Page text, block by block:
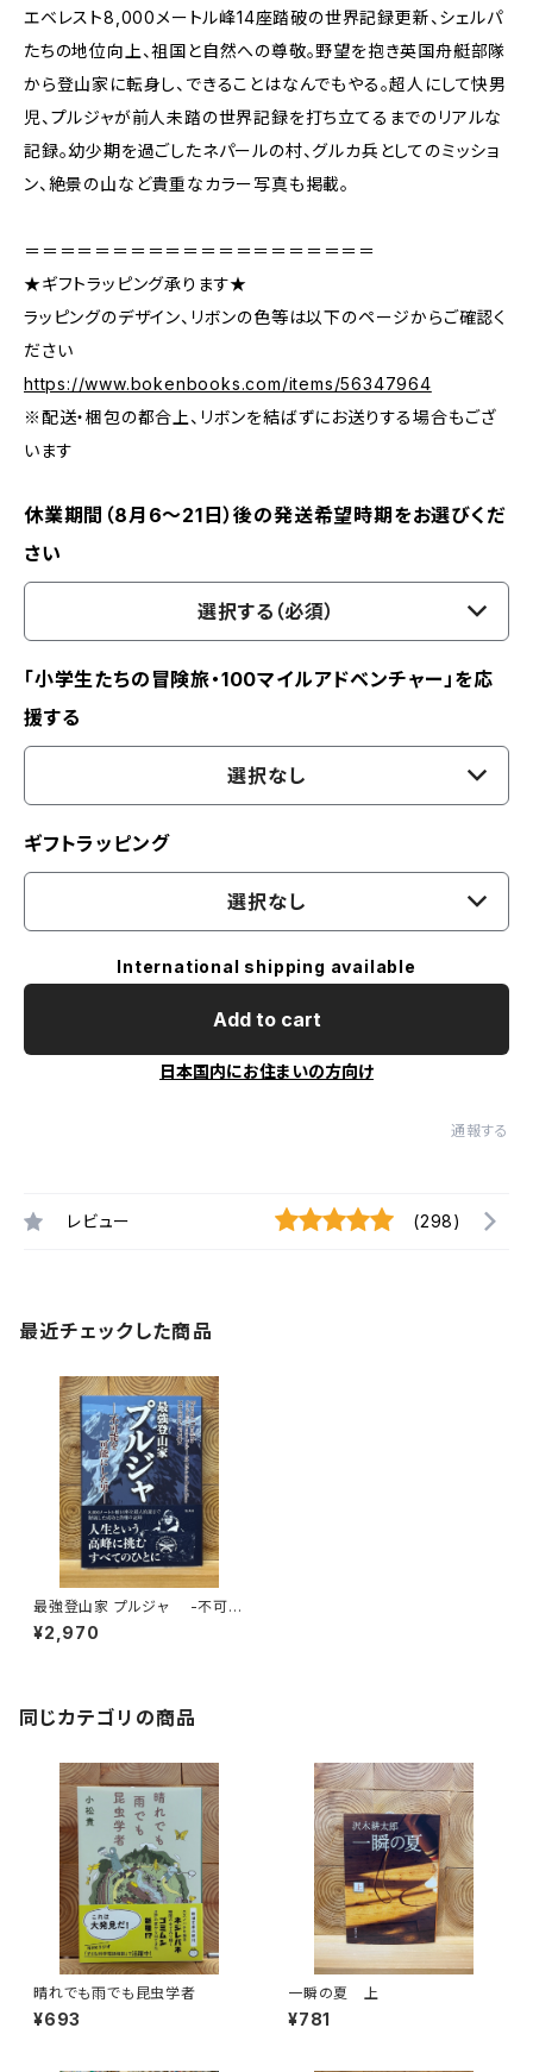
エベレスト8,000メートル峰14座踏破の世界記録更新、シェルパ
たちの地位向上、祖国と自然への尊敬。野望を抱き英国舟艇部隊
から登山家に転身し、できることはなんでもやる。超人にして快男
児、プルジャが前人未踏の世界記録を打ち立てるまでのリアルな
記録。幼少期を過ごしたネパールの村、グルカ兵としてのミッショ
ン、絶景の山など貴重なカラー写真も掲載。
＝＝＝＝＝＝＝＝＝＝＝＝＝＝＝＝＝＝＝＝
★ギフトラッピング承ります★
ラッピングのデザイン、リボンの色等は以下のページからご確認く
ださい
https://www.bokenbooks.com/items/56347964
※配送・梱包の都合上、リボンを結ばずにお送りする場合もござ
います
休業期間（8月6〜21日）後の発送希望時期をお選びくだ
さい
選択する（必須）
「小学生たちの冒険旅・100マイルアドベンチャー」を応
援する
選択なし
ギフトラッピング
選択なし
International shipping available
Add to cart
日本国内にお住まいの方向け
通報する
レビュー (298)
最近チェックした商品
最強登山家 プルジャ -不可能
を可能にした男-
¥2,970
同じカテゴリの商品
晴れでも雨でも昆虫学者
¥693
一瞬の夏 上
¥781